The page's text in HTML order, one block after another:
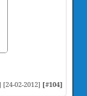
[24-02-2012] [#104]